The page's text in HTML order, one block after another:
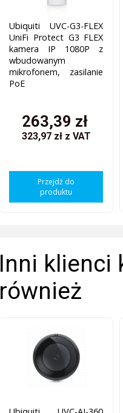
Ubiquiti UVC-G3-FLEX
UniFi Protect G3 FLEX
kamera IP 1080P z
wbudowanym
mikrofonem, zasilanie
PoE
263,39 zł
323,97 zł z VAT
Przejdź do
produktu
Inni klienci
również